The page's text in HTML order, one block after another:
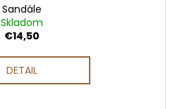
Sandále
Skladom
€14,50
DETAIL